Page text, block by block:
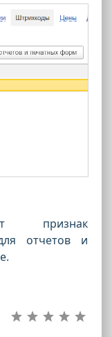
признак
отчетов и